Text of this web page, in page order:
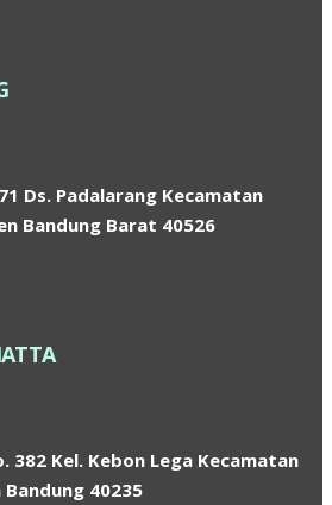
Ds. Padalarang Kecamatan
Bandung Barat 40526
382 Kel. Kebon Lega Kecamatan
40235